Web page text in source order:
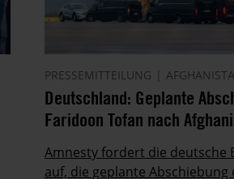
PRESSEMITTEILUNG
Deutschland: Geplante
Faridoon Tofan nach
Amnesty fordert die deutsche
auf, die geplante Abschiebung